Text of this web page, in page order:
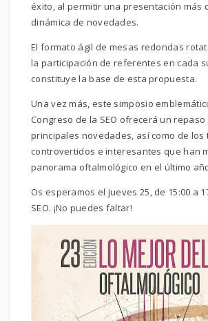
éxito, al permitir una presentación más
dinámica de novedades.
El formato ágil de mesas redondas
la participación de referentes en cada
constituye la base de esta propuesta.
Una vez más, este simposio
Congreso de la SEO ofrecerá un repaso
principales novedades, así como de los
controvertidos e interesantes que han
panorama oftalmológico en el último
Os esperamos el jueves 25, de 15:00 a
SEO. ¡No puedes faltar!